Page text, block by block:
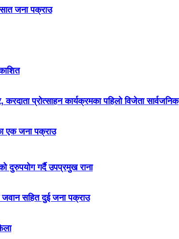
सात जना पक्राउ
प्रोत्साहन कार्यक्रमका पहिलो विजेता सार्वजनिक
एक जना पक्राउ
दुरुपयोग गर्दै उपप्रमुख राना
जवान सहित दुई जना पक्राउ